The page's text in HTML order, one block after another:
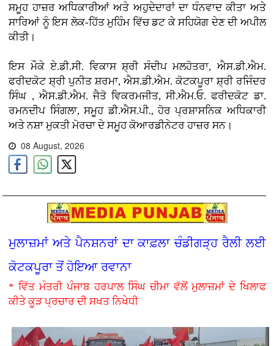
ਸਮੂਹ ਹਾਜ਼ਰ ਅਧਿਕਾਰੀਆਂ ਅਤੇ ਅਹੁਦੇਦਾਰਾਂ ਦਾ ਧੰਨਵਾਦ ਕੀਤਾ ਅਤੇ
ਸਾਰਿਆਂ ਨੂੰ ਇਸ ਲੋਕ-ਹਿੱਤ ਮੁਹਿੰਮ ਵਿੱਚ ਡਟ ਕੇ ਸਹਿਯੋਗ ਦੇਣ ਦੀ ਅਪੀਲ
ਕੀਤੀ।
ਇਸ ਮੌਕੇ ਏ.ਡੀ.ਸੀ. ਵਿਕਾਸ ਸ਼੍ਰੀ ਸੰਦੀਪ ਮਲਹੋਤਰਾ, ਐਸ.ਡੀ.ਐਮ.
ਫਰੀਦਕੋਟ ਸ਼੍ਰੀ ਪੁਨੀਤ ਸ਼ਰਮਾ, ਐਸ.ਡੀ.ਐਮ. ਕੋਟਕਪੂਰਾ ਸ਼੍ਰੀ ਰਜਿੰਦਰ
ਸਿੰਘ , ਐਸ.ਡੀ.ਐਮ. ਜੈਤੋ ਵਿਕਰਮਜੀਤ, ਸੀ.ਐਮ.ਓ. ਫਰੀਦਕੋਟ ਡਾ.
ਰਮਨਦੀਪ ਸਿੰਗਲਾ, ਸਮੂਹ ਡੀ.ਐਸ.ਪੀ., ਹੋਰ ਪ੍ਰਸ਼ਾਸਨਿਕ ਅਧਿਕਾਰੀ
ਅਤੇ ਨਸ਼ਾ ਮੁਕਤੀ ਮੋਰਚਾ ਦੇ ਸਮੂਹ ਕੋਆਰਡੀਨੇਟਰ ਹਾਜ਼ਰ ਸਨ।
08 August, 2026
ਮੁਲਾਜ਼ਮਾਂ ਅਤੇ ਪੈਨਸ਼ਨਰਾਂ ਦਾ ਕਾਫ਼ਲਾ ਚੰਡੀਗੜ੍ਹ ਰੈਲੀ ਲਈ
ਕੋਟਕਪੂਰਾ ਤੋਂ ਹੋਇਆ ਰਵਾਨਾ
* ਵਿੱਤ ਮੰਤਰੀ ਪੰਜਾਬ ਹਰਪਾਲ ਸਿੰਘ ਚੀਮਾ ਵੱਲੋਂ ਮੁਲਾਜ਼ਮਾਂ ਦੇ ਖਿਲਾਫ
ਕੀਤੇ ਕੂੜ ਪ੍ਰਚਾਰ ਦੀ ਸਖਤ ਨਿਖੇਧੀ